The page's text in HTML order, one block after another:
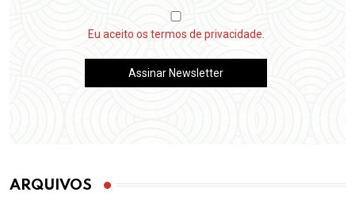
Eu aceito os termos de privacidade.
ARQUIVOS